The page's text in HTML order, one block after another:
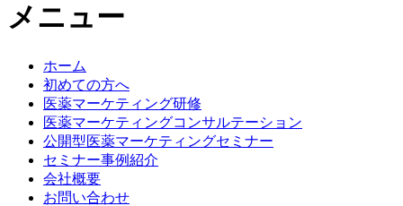
メニュー
ホーム
初めての方へ
医薬マーケティング研修
医薬マーケティングコンサルテーション
公開型医薬マーケティングセミナー
セミナー事例紹介
会社概要
お問い合わせ